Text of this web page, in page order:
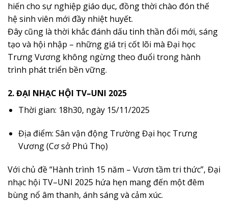
hiến cho sự nghiệp giáo dục, đồng thời chào đón thế
hệ sinh viên mới đầy nhiệt huyết.
Đây cũng là thời khắc đánh dấu tinh thần đổi mới, sáng
tạo và hội nhập – những giá trị cốt lõi mà Đại học
Trưng Vương không ngừng theo đuổi trong hành
trình phát triển bền vững.
2. ĐẠI NHẠC HỘI TV–UNI 2025
Thời gian: 18h30, ngày 15/11/2025
Địa điểm: Sân vận động Trường Đại học Trưng
Vương (Cơ sở Phú Thọ)
Với chủ đề “Hành trình 15 năm – Vươn tầm tri thức”, Đại
nhạc hội TV–UNI 2025 hứa hẹn mang đến một đêm
bùng nổ âm thanh, ánh sáng và cảm xúc.